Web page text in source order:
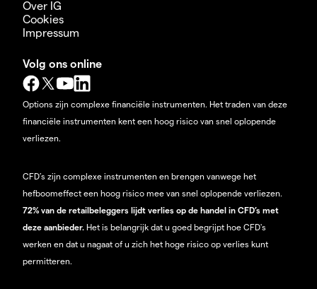
Over IG
Cookies
Impressum
Volg ons online
Options zijn complexe financiële instrumenten. Het traden van deze
financiële instrumenten kent een hoog risico van snel oplopende
verliezen.
CFD’s zijn complexe instrumenten en brengen vanwege het
hefboomeffect een hoog risico mee van snel oplopende verliezen.
72% van de retailbeleggers lijdt verlies op de handel in CFD’s met
deze aanbieder. Het is belangrijk dat u goed begrijpt hoe CFD's
werken en dat u nagaat of u zich het hoge risico op verlies kunt
permitteren.